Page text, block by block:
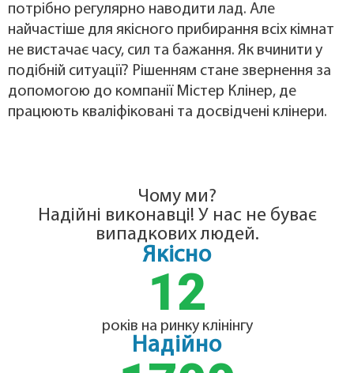
потрібно регулярно наводити лад. Але
найчастіше для якісного прибирання всіх кімнат
не вистачає часу, сил та бажання. Як вчинити у
подібній ситуації? Рішенням стане звернення за
допомогою до компанії Містер Клінер, де
працюють кваліфіковані та досвідчені клінери.
Чому ми?
Надійні виконавці! У нас не буває
випадкових людей.
Якісно
років на ринку клінінгу
12
Надійно